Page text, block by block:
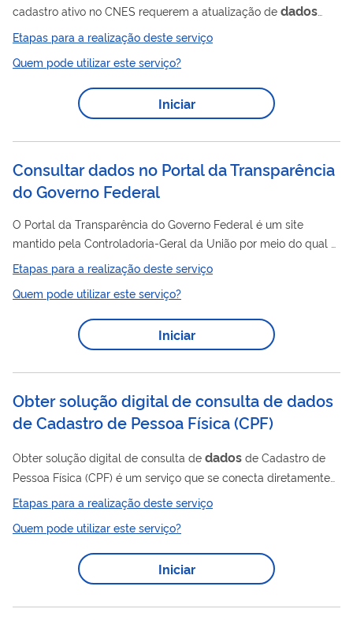
cadastro ativo no CNES requerem a atualização de dados
referentes à localização (correio eletrônico, endereço,
endereço eletrônico e telefone), composição da diretoria e
filiação, quando houver.
Etapas para a realização deste serviço
Quem pode utilizar este serviço?
Iniciar
Consultar dados no Portal da Transparência
do Governo Federal
O Portal da Transparência do Governo Federal é um site
mantido pela Controladoria-Geral da União por meio do qual é
possível acompanhar a utilização dos recursos federais
arrecadados com impostos no fornecimento de serviços
públicos à população e se informar sobre outros assuntos
relacionados à Administração Pública Federal. O site foi
lançado em novembro de 2004 e reestruturado em 2018 para
apresentação dosdados, mecanismo de busca...
Etapas para a realização deste serviço
Quem pode utilizar este serviço?
Iniciar
Obter solução digital de consulta de dados
de Cadastro de Pessoa Física (CPF)
Obter solução digital de consulta de dados de Cadastro de
Pessoa Física (CPF) é um serviço que se conecta diretamente
nas bases da Secretaria da Receita Federal (RFB) para
consulta segura e confiável às informações públicas do
Cadastro de Pessoa Física (CPF), por meio de uma ferramenta
de inscrição do CPF para que a API retorne, de forma
Pessoas...
Etapas para a realização deste serviço
Quem pode utilizar este serviço?
Iniciar